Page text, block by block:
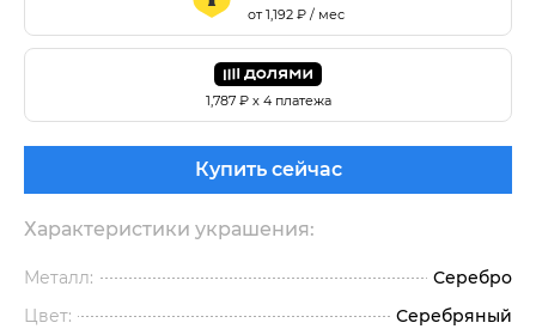
от1,192₽ / мес
1,787₽ х 4 платежа
Купить сейчас
Характеристики украшения:
Металл:
Серебро
Цвет:
Серебряный